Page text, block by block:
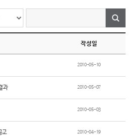
작성일
2010-05-10
과 2010-05-07
2010-05-03
고 2010-04-19